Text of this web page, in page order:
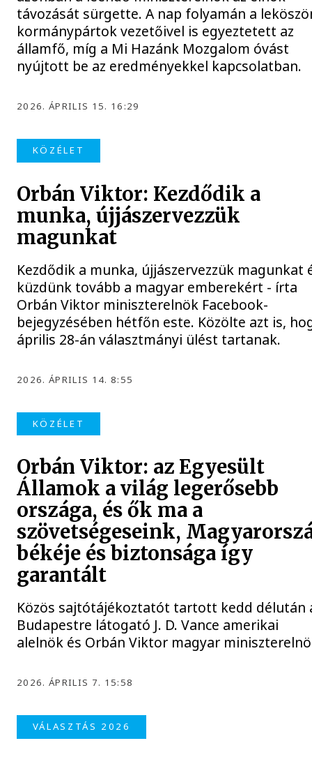
távozását sürgette. A nap folyamán a
kormánypártok vezetőivel is egyeztetett az
államfő, míg a Mi Hazánk Mozgalom óvást
nyújtott be az eredményekkel kapcsolatban.
2026. ÁPRILIS 15. 16:29
KÖZÉLET
Orbán Viktor: Kezdődik a
munka, újjászervezzük
magunkat
Kezdődik a munka, újjászervezzük magunkat
küzdünk tovább a magyar emberekért - írta
Orbán Viktor miniszterelnök Facebook-
bejegyzésében hétfőn este. Közölte azt is,
április 28-án választmányi ülést tartanak.
2026. ÁPRILIS 14. 8:55
KÖZÉLET
Orbán Viktor: az Egyesült
Államok a világ legerősebb
országa, és ők ma a
szövetségeseink,
békéje és biztonsága így
garantált
Közös sajtótájékoztatót tartott kedd délután
Budapestre látogató J. D. Vance amerikai
alelnök és Orbán Viktor magyar
2026. ÁPRILIS 7. 15:58
VÁLASZTÁS 2026